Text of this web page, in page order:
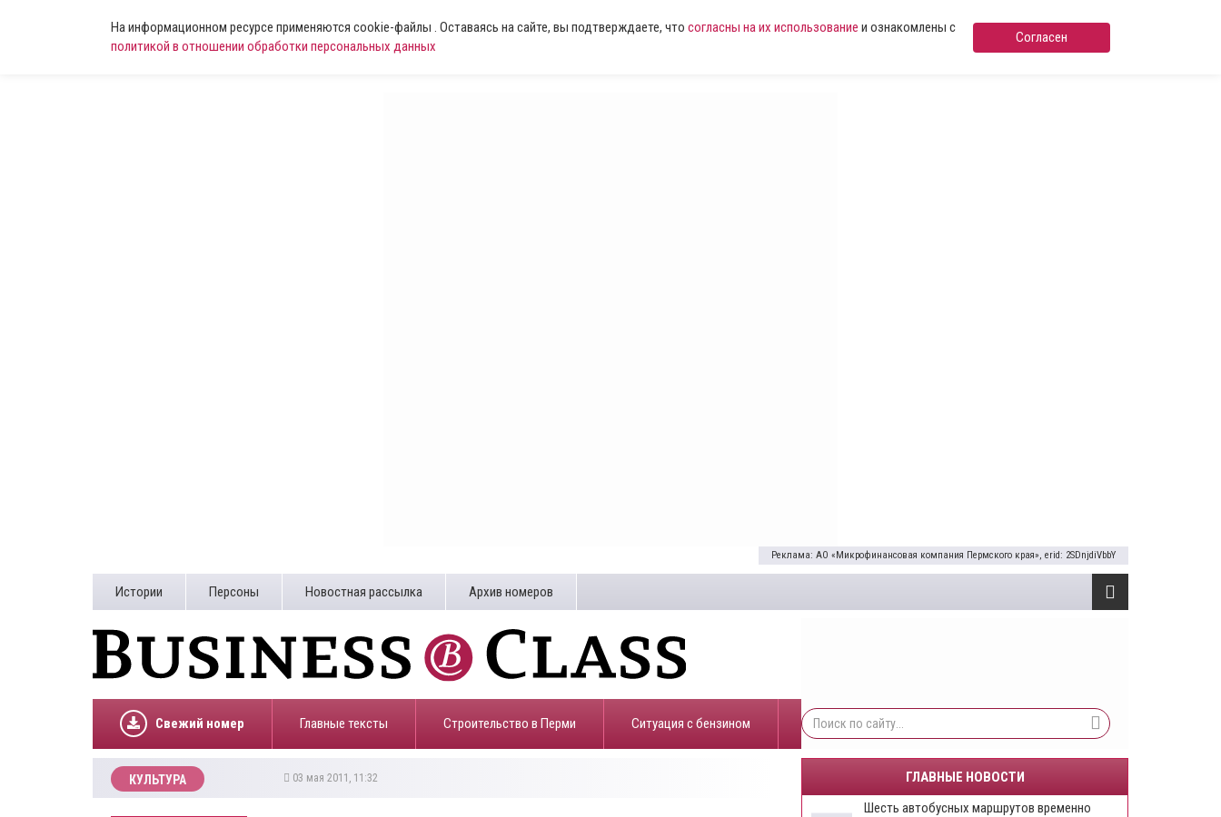
На информационном ресурсе применяются cookie-файлы . Оставаясь на сайте, вы подтверждаете, что согласны на их использование и ознакомлены с
политикой в отношении обработки персональных данных
Согласен
Реклама: АО «Микрофинансовая компания Пермского края», erid: 2SDnjdiVbbY
Истории Персоны Новостная рассылка Архив номеров
Свежий номер Главные тексты Строительство в Перми ​Ситуация с бензином
КУЛЬТУРА 03 мая 2011, 11:32
ГЛАВНЫЕ НОВОСТИ
Шесть автобусных маршрутов временно